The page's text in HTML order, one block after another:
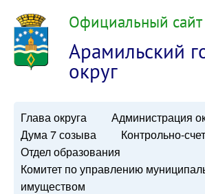
Официальный сайт
Арамильский
округ
Глава округа
Администрация
Дума 7 созыва
Контрольно-
Отдел образования
Комитет по управлению
имуществом